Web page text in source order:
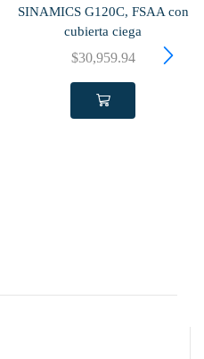
SINAMICS G120C, FSAA con
cubierta ciega
$30,959.94